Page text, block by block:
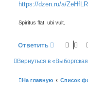
е
е
https://dzen.ru/a/
Spiritus flat, ubi vult.
Ответить
Вернуться в
На главную Список